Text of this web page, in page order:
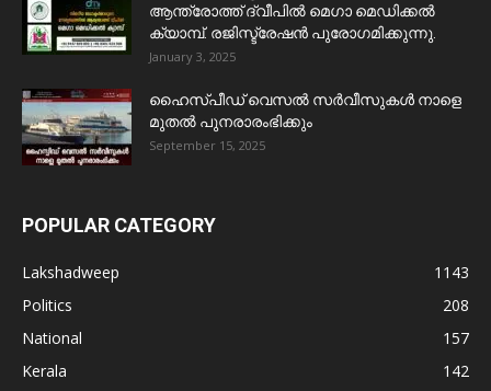
ആന്ത്രോത്ത് ദ്വീപിൽ മെഗാ മെഡിക്കൽ
ക്യാമ്പ്. രജിസ്ട്രേഷൻ പുരോഗമിക്കുന്നു.
January 3, 2025
ഹൈസ്പീഡ് വെസൽ സർവീസുകൾ നാളെ
മുതൽ പുനരാരംഭിക്കും
September 15, 2025
POPULAR CATEGORY
Lakshadweep
1143
Politics
208
National
157
Kerala
142